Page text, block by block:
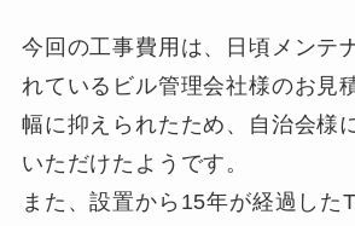
今回の工事費用は、日頃メンテ
れているビル管理会社様のお見
幅に抑えられたため、自治会様
いただけたようです。
また、設置から15年が経過した